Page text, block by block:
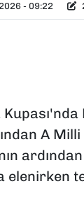
- 09:22
A Milli
elenirken